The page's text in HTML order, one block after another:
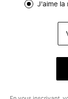
J'aime la